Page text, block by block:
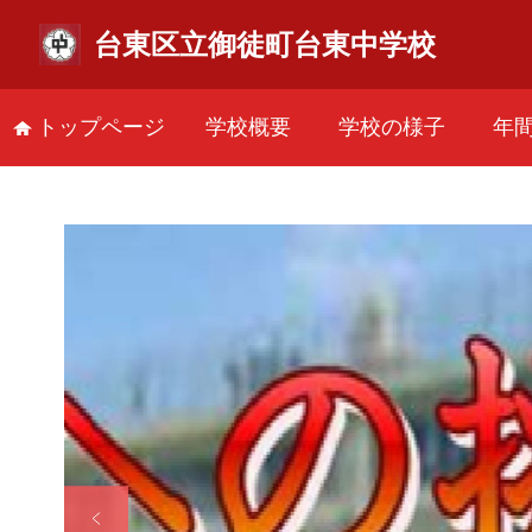
台東区立御徒町台東中学校
トップページ 学校概要 学校の様子 年